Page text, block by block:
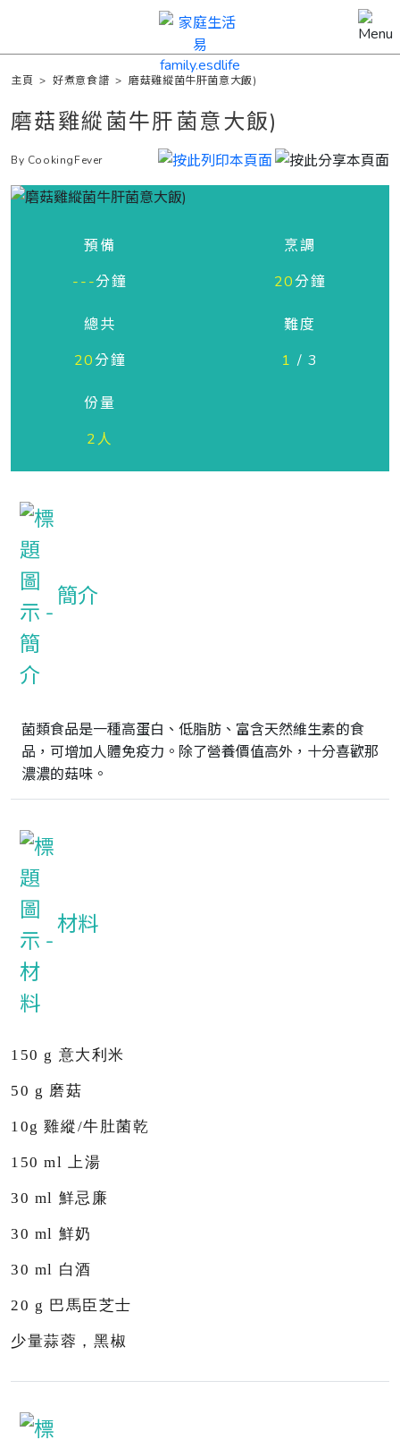
主頁 >好煮意食譜 >磨菇雞縱菌牛肝菌意大飯)
磨菇雞縱菌牛肝菌意大飯)
By CookingFever
預備
---分鐘
烹調
20分鐘
總共
20分鐘
難度
1 / 3
份量
2人
簡介
菌類食品是一種高蛋白、低脂肪、富含天然維生素的食
品，可增加人體免疫力。除了營養價值高外，十分喜歡那
濃濃的菇味。
材料
150 g 意大利米
50 g 磨菇
10g雞縱/牛肚菌乾
150ml 上湯
30 ml 鮮忌廉
30 ml 鮮奶
30 ml 白酒
20 g 巴馬臣芝士
少量蒜蓉 ，黑椒